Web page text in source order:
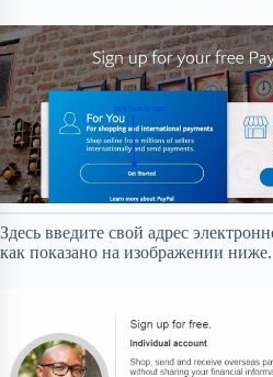
Здесь введите свой адрес
как показано на изображении ниже.